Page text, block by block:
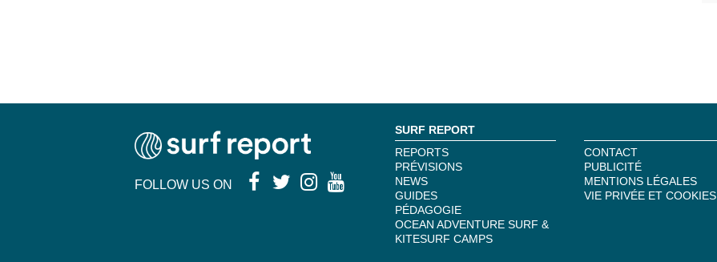
FOLLOW US ON
SURF REPORT
REPORTS
PRÉVISIONS
NEWS
GUIDES
PÉDAGOGIE
OCEAN ADVENTURE SURF &
KITESURF CAMPS
CONTACT
PUBLICITÉ
MENTIONS LÉGALES
VIE PRIVÉE ET COOKIES